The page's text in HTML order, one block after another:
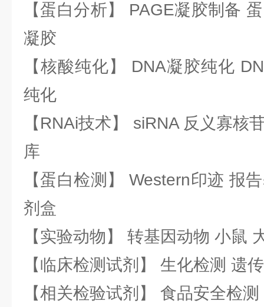
【蛋白分析】 PAGE凝胶制备
凝胶
【核酸纯化】 DNA凝胶纯化
纯化
【RNAi技术】 siRNA 反义寡核
库
【蛋白检测】 Western印迹 报
剂盒
【实验动物】 转基因动物 小鼠
【临床检测试剂】 生化检测 遗
【相关检验试剂】 食品安全检